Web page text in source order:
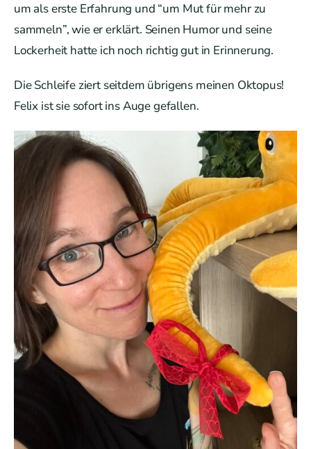
um als erste Erfahrung und “um Mut für mehr zu
sammeln”, wie er erklärt. Seinen Humor und seine
Lockerheit hatte ich noch richtig gut in Erinnerung.
Die Schleife ziert seitdem übrigens meinen Oktopus!
Felix ist sie sofort ins Auge gefallen.